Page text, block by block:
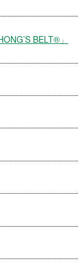
BELT®」